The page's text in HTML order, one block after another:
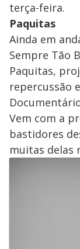
terça-feira.
Paquitas
Ainda em
Sempre Tão
Paquitas,
repercussão
Vem com a
bastidores
muitas delas